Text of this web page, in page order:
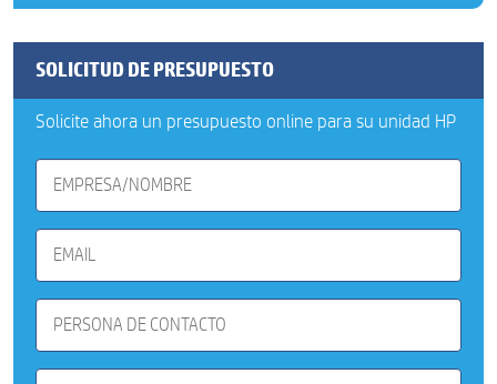
SOLICITUD DE PRESUPUESTO
Solicite ahora un presupuesto online para su unidad HP